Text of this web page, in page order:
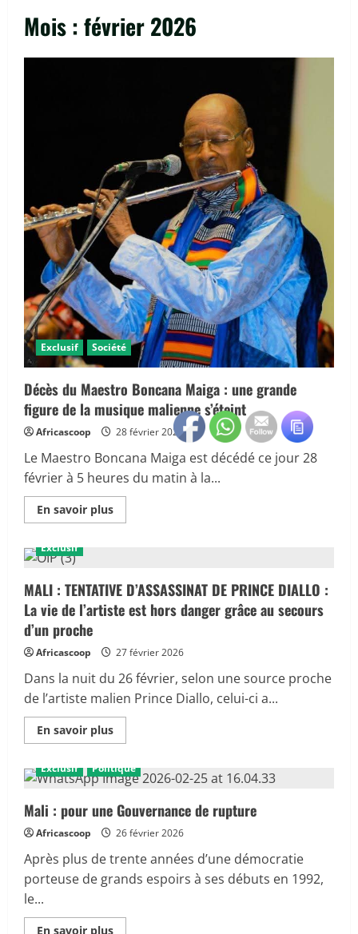
Mois :février 2026
Exclusif Société
Décès du Maestro Boncana Maiga : une grande
figure de la musique malienne s’éteint
Africascoop 28 février 2026
Le Maestro Boncana Maiga est décédé ce jour 28
février à 5 heures du matin à la...
En savoir plusEn
savoir
Boncana
Maiga
:
une
de
musique
malienne
s’éteint
Exclusif
MALI : TENTATIVE D’ASSASSINAT DE PRINCE DIALLO :
La vie de l’artiste est hors danger grâce au secours
d’un proche
Africascoop 27 février 2026
Dans la nuit du 26 février, selon une source proche
de l’artiste malien Prince Diallo, celui-ci a...
En savoir plusEn
savoir
MALI
:
D’ASSASSINAT
DE
PRINCE
DIALLO :
vie
de
l’artiste
danger
grâce
Exclusif Politique
Mali : pour une Gouvernance de rupture
Africascoop 26 février 2026
Après plus de trente années d’une démocratie
porteuse de grands espoirs à ses débuts en 1992,
le...
En savoir plusEn